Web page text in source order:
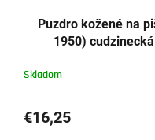
Puzdro kožené na
1950)
Skladom
€16,25